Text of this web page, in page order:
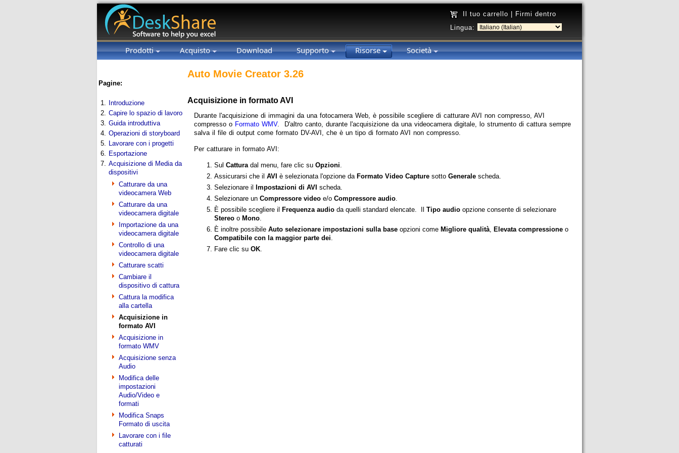
Il tuo carrello
Firmi dentro
Lingua:
Prodotti Acquisto Download Supporto Risorse Società
Pagine:
1.
Introduzione
2. Capire lo spazio di lavoro
3. Guida introduttiva
4. Operazioni di storyboard
5. Lavorare con i progetti
6. Esportazione
7. Acquisizione di Media da
dispositivi
Catturare da una
videocamera Web
Catturare da una
videocamera digitale
Importazione da una
videocamera digitale
Controllo di una
videocamera digitale
Catturare scatti
Cambiare il
dispositivo di cattura
Cattura la modifica
alla cartella
Acquisizione in
formato AVI
Acquisizione in
formato WMV
Acquisizione senza
Audio
Modifica delle
impostazioni
Audio/Video e
formati
Modifica Snaps
Formato di uscita
Lavorare con i file
catturati
Auto Movie Creator 3.26
Acquisizione in formato AVI
Durante l'acquisizione di immagini da una fotocamera Web, è possibile scegliere di catturare AVI non compresso, AVI
compresso o Formato WMV. D'altro canto, durante l'acquisizione da una videocamera digitale, lo strumento di cattura sempre
salva il file di output come formato DV-AVI, che è un tipo di formato AVI non compresso.
Per catturare in formato AVI:
Sul Catturadal menu, fare clic su Opzioni.
Assicurarsi che il AVI è selezionata l'opzione da Formato Video Capture sotto Generale scheda.
Selezionare il
Impostazioni di AVI scheda.
Selezionare un Compressore video e/o Compressore audio.
È possibile scegliere il
Frequenza audio da quelli standard elencate. Il Tipo audio opzione consente di selezionare
Stereo o Mono.
È inoltre possibile Auto selezionare impostazioni sulla base opzioni come Migliore qualità, Elevata compressione o
Compatibile con la maggior parte dei.
Fare clic su OK.